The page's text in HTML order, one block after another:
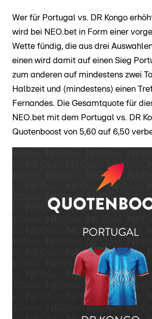
Wer für Portugal vs. DR Kongo
wird bei NEO.bet in Form einer
Wette fündig, die aus drei
einen wird damit auf einen Sieg
zum anderen auf mindestens zwei
Halbzeit und (mindestens) einen
Fernandes. Die Gesamtquote für
NEO.bet mit dem Portugal vs. DR
Quotenboost von 5,60 auf 6,50